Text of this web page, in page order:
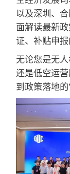
以及深圳、
面解读最新
证、补贴申报
无论您是无
还是低空运
到政策落地的